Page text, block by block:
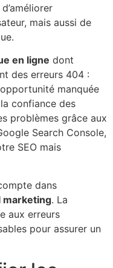
mais aussi de
en ligne dont
des erreurs 404 :
manquée
confiance des
problèmes grâce aux
Search Console,
SEO mais
dans
marketing. La
aux erreurs
pour assurer un